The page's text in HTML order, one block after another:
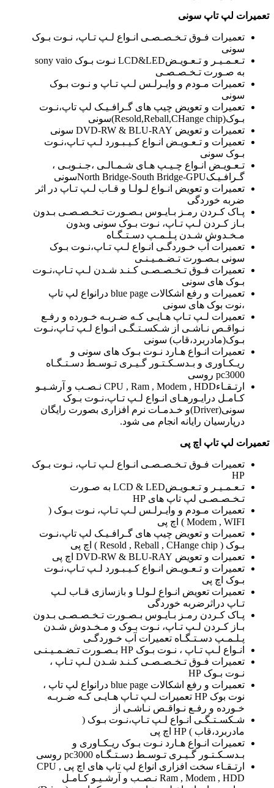
تعمیرات لپ تاپ سونی
تعمیرات فـوق تـخـصـصـی انـواع لـپ تـاپ، نـوت بـوک
سونی
تـعـمـیـر و تـعـویـضLCD&LED نـوت بـوک sony vaio
به صـورت تـخـصـصـی
تعمیرات مـودم و وایـرلـس لـپ تـاپ و نـوت بـوک
سونی
تعمیرات و تعویض چیپ های گـرافـیـک لپ تاپ،نـوت
بـوک(Resold,Reball,CHange chip)سونی
تعمیرات و تعویض DVD-RW & BLU-RAY سونی
تعمیرات و تـعـویـض انـواع کـیـبـورد لـپ تـاپ،نـوت
بـوک سونی
تـعـویـض انـواع چـیـپ هـای شـمـالـی ،جـنـوبـی ،
گـرافـیـکNorth Bridge-South Bridge-GPUسونی
تعمیرات و تعویض انـواع لـولـا و قـاب لـپ تـاپ در اثر
ضربه خوردگی
پـاک کـردن رمـز بـایـوس بـصـورت تـخـصـصـی بـدون
بـاز کـردن لـپ تـاپ، نـوت بـوک سونی وبدون
مـخـدوش شـدن پـلـمـپ دسـتـگـاه
تعمیرات آب خـوردگـی انـواع لـپ تـاپ،نـوت بـوک
سونی بـصـورت تـضـمـیـنـی
تعمیرات فـوق تـخـصـصـی کـنـد شـدن لـپ تـاپ،نـوت
بـوک های سونی
تعمیرات و رفع اشکالات blue page درانواع لپ تاپ
،نوت بوک های سونی
تعمیرات لـپ تـاپ هـایـی کـه ضـربـه خـورده و رفـع
نـواقـص نـاشـی از شـکسـتـگـی انـواع لـپ تـاپ،نـوت
بـوک(مادربرد،قاب) سونی
تعمیرات انـواع هـارد نـوت بـوک های سونی و
ریـکـاوری و بـدسـکـتـور گـیـری تـوسـط دسـتـگـاه
pc3000 روسی
ارتـقـاءCPU , Ram , Modem , HDD نـصـب و آرشـیـو
کـامـل درایـورهـای انـواع لـپ تـاپ،نـوت بـوک
سونی(Driver)و خـدمـات نرم افزاری بصورت رایگان
درپارسیان رایانه انجام می شود.
تعمیرات لپ تاپ اچ پی
تعمیرات فـوق تـخـصـصـی انـواع لـپ تـاپ، نـوت بـوک
HP
تـعـمـیـر و تـعـویـضLCD & LED به صـورت
تـخـصـصـی لپ تاپ های HP
تعمیرات مـودم و وایـرلـس لـپ تـاپ، نـوت بـوک (
Modem , WIFI ) اچ پی
تعمیرات و تعویض چیپ های گـرافـیـک لپ تاپ،نـوت
بـوک ( Resold , Reball , CHange chip ) اچ پی
تعمیرات و تعویض DVD-RW & BLU-RAY اچ پی
تعمیرات و تـعـویـض انـواع کـیـبـورد لـپ تـاپ،نـوت
بـوک اچ پی
تعمیرات تعویض انـواع لـولـا و بازسازی قـاب لـپ
تـاپ دراثرضربه خوردگی
پـاک کـردن رمـز بـایـوس بـصـورت تـخـصـصـی بـدون
بـاز کـردن لـپ تـاپ، نـوت بـوک و مـخـدوش شـدن
پـلـمـپ دسـتـگـاه تعمیرات آب خـوردگـی
انـواع لـپ تـاپ ، نـوت بـوک HP بـصـورت تـضـمـیـنـی
تعمیرات فـوق تـخـصـصـی کـنـد شـدن لـپ تـاپ ،
نـوت بـوک HP
تعمیرات و رفع اشکالات blue page درانواع لپ تاپ ،
نوت بوک HP تعمیرات لـپ تـاپ هـایـی کـه ضـربـه
خـورده و رفـع نـواقـص نـاشـی از
شـکسـتـگـی انـواع لـپ تـاپ،نـوت بـوک (
مادربرد،قاب ) HP اچ پی
تعمیرات انـواع هـارد نـوت بـوک ریـکـاوری و
بـدسـکـتـور گـیـری تـوسـط دسـتـگـاه pc3000 روسی
ارتـقـاء سخت افزاری انواع لپ تاپ های اچ پی CPU ,
Ram , Modem , HDD نـصـب و آرشـیـو کـامـل